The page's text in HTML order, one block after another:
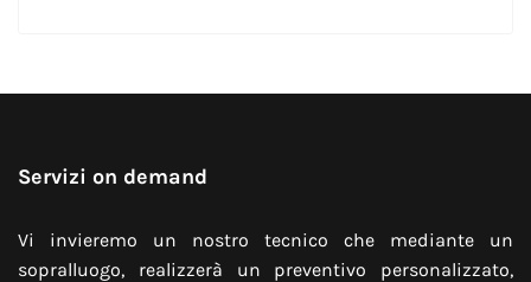
Servizi on demand
Vi invieremo un nostro tecnico che mediante un
sopralluogo, realizzerà un preventivo personalizzato,